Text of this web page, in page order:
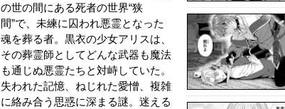
の世の間にある死者の世界“狭
間”で、未練に囚われ悪霊となった
魂を葬る者。黒衣の少女アリスは、
その葬霊師としてどんな武器も魔法
も通じぬ悪霊たちと対峙していた。
失われた記憶、ねじれた愛憎、複雑
に絡み合う思惑に深まる謎。迷える